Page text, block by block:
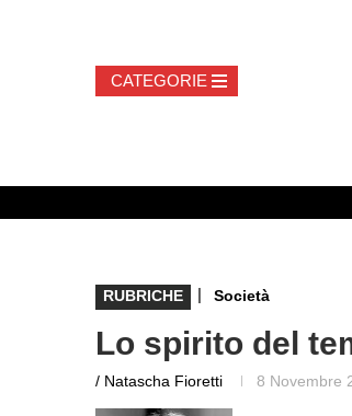
RUBRICHE | Società
Lo spirito del
/ Natascha Fioretti 8 Novembre